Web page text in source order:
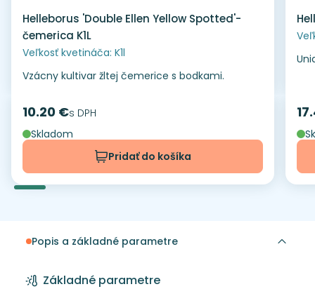
Helleborus 'Double Ellen Yellow Spotted'-
čemerica K1L
Veľkosť kvetináča: K1l
Vzácny kultivar žltej čemerice s bodkami.
Cena
10.20 €s DPH
Skladom
Pridať do košíka
Popis a základné parametre
Základné parametre